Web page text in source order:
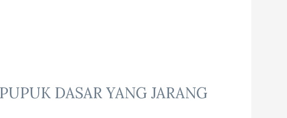
DASAR YANG JARANG